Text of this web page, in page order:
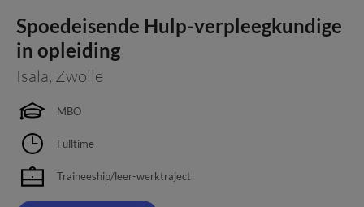
Spoedeisende Hulp-verpleegkundige
in opleiding
Isala, Zwolle
MBO
Fulltime
Traineeship/leer-werktraject